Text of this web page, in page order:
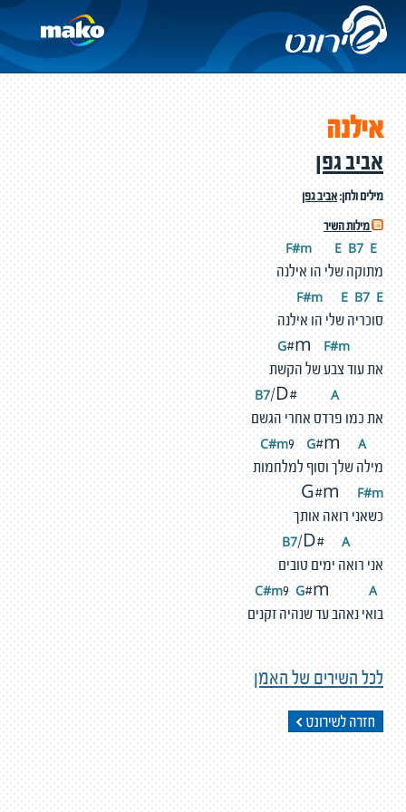
אילנה
אביב גפן
מילים ולחן:אביב גפן
מילות השיר
#m E B7 E
מתוקה שלי הו אילנה
F#m E B7 E
סוכריה שלי הו אילנה
#m F#m
את עוד צבע של הקשת
B7
/D# A
את כמו פרדס אחרי הגשם
C
#m9 G#m A
מילה שלך וסוף למלחמות
G#m
F#m
כשאני רואה אותך
B7
/D# A
אני רואה ימים טובים
C
#m9 G#m A
בואי נאהב עד שנהיה זקנים
לכל השירים של האמן